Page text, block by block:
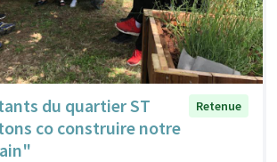
du quartier ST
co construire notre
Retenue